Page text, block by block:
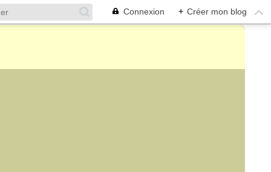
Connexion + Créer mon blog